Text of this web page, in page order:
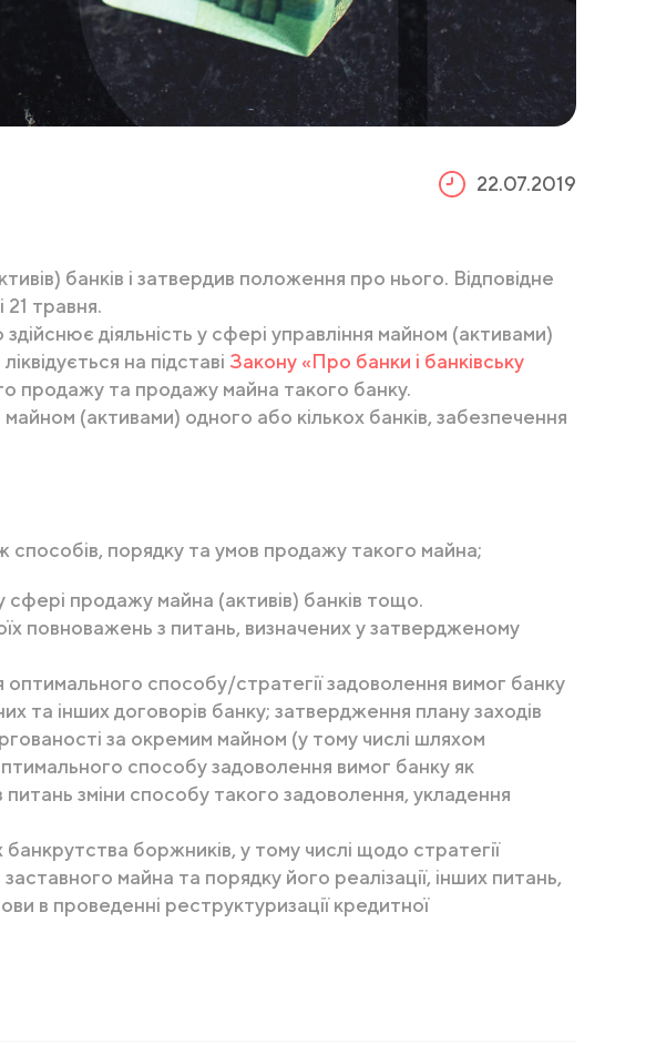
22.07.2019
банків і затвердив положення про нього. Відповідне
травня.
діяльність у сфері управління майном (активами)
на підставі Закону «Про банки і банківську
продажу та продажу майна такого банку.
(активами) одного або кількох банків, забезпечення
способів, порядку та умов продажу такого майна;
продажу майна (активів) банків тощо.
повноважень з питань, визначених у затвердженому
способу/стратегії задоволення вимог банку
та інших договорів банку; затвердження плану заходів
за окремим майном (у тому числі шляхом
способу задоволення вимог банку як
зміни способу такого задоволення, укладення
боржників, у тому числі щодо стратегії
майна та порядку його реалізації, інших питань,
в проведенні реструктуризації кредитної